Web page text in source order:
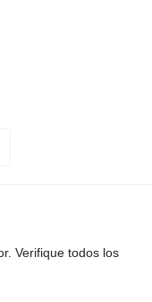
Verifique todos los